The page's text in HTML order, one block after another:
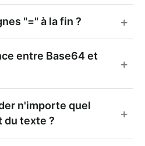
"=" à la fin ?
entre Base64 et
n'importe quel
du texte ?